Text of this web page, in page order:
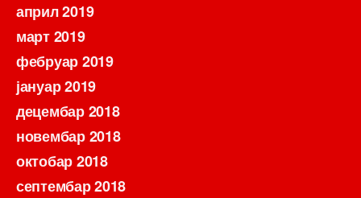
април 2019
март 2019
фебруар 2019
јануар 2019
децембар 2018
новембар 2018
октобар 2018
септембар 2018